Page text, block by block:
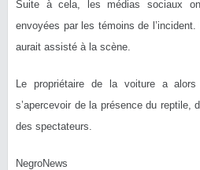
Suite à cela, les médias sociaux
envoyées par les témoins de
aurait assisté à la scène.
Le propriétaire de la voiture a
s’apercevoir de la présence du reptile,
des spectateurs.
NegroNews